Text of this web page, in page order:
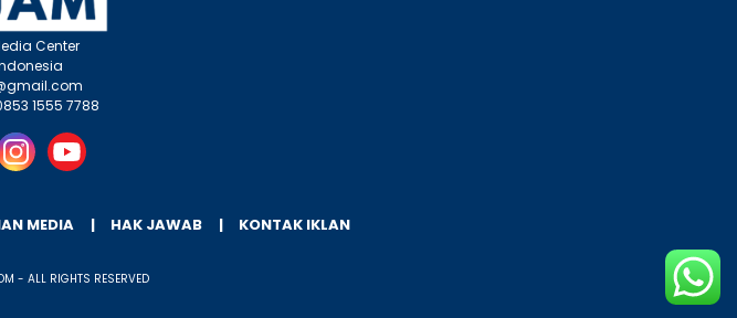
Center
1555 7788
MEDIA HAK JAWAB KONTAK IKLAN
- ALL RIGHTS RESERVED